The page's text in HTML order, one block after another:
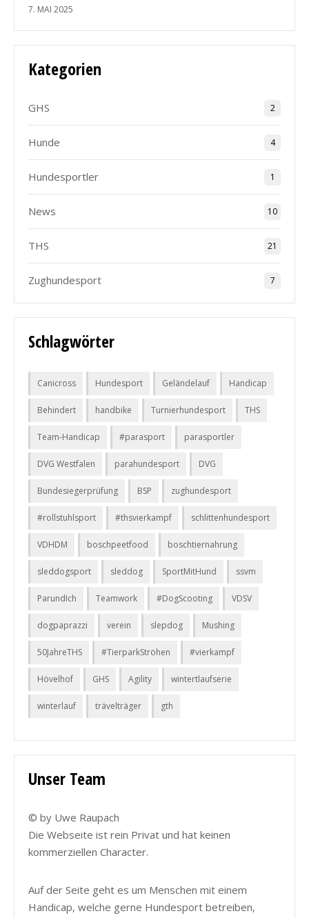
7. MAI 2025
Kategorien
GHS 2
Hunde 4
Hundesportler 1
News 10
THS 21
Zughundesport 7
Schlagwörter
Canicross Hundesport Geländelauf Handicap
Behindert handbike Turnierhundesport THS
Team-Handicap #parasport parasportler
DVG Westfalen parahundesport DVG
Bundesiegerprüfung BSP zughundesport
#rollstuhlsport #thsvierkampf schlittenhundesport
VDHDM boschpeetfood boschtiernahrung
sleddogsport sleddog SportMitHund ssvm
ParundIch Teamwork #DogScooting VDSV
dogpaprazzi verein slepdog Mushing
50JahreTHS #TierparkStröhen #vierkampf
Hövelhof GHS Agility wintertlaufserie
winterlauf trävelträger gth
Unser Team
© by Uwe Raupach
Die Webseite ist rein Privat und hat keinen
kommerziellen Character.
Auf der Seite geht es um Menschen mit einem
Handicap, welche gerne Hundesport betreiben,